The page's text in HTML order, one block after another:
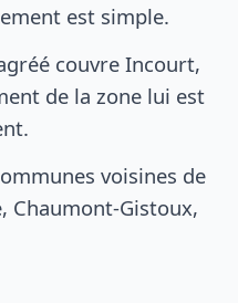
est simple.
couvre Incourt,
de la zone lui est
voisines de
Chaumont-Gistoux,